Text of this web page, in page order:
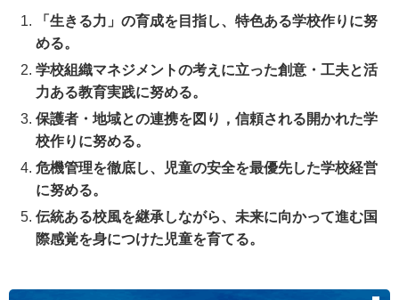
「生きる力」の育成を目指し、特色ある学校作りに努
める。
学校組織マネジメントの考えに立った創意・工夫と活
力ある教育実践に努める。
保護者・地域との連携を図り，信頼される開かれた学
校作りに努める。
危機管理を徹底し、児童の安全を最優先した学校経営
に努める。
伝統ある校風を継承しながら、未来に向かって進む国
際感覚を身につけた児童を育てる。